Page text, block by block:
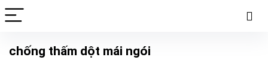
chống thấm dột mái ngói